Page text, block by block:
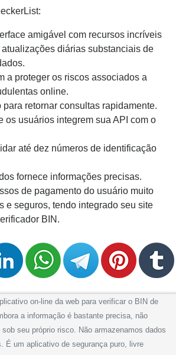
amigável com recursos incríveis
diárias substanciais de
a proteger os riscos associados a
online.
para retornar consultas rapidamente.
os usuários integrem sua API com o
até dez números de identificação
fornece informações precisas.
de pagamento do usuário muito
e seguros, tendo integrado seu site
BIN.
on-line da web para verificar o BIN de
a informação é bastante precisa, não
seu próprio risco. Não armazenamos dados
É um aplicativo de segurança puro, livre